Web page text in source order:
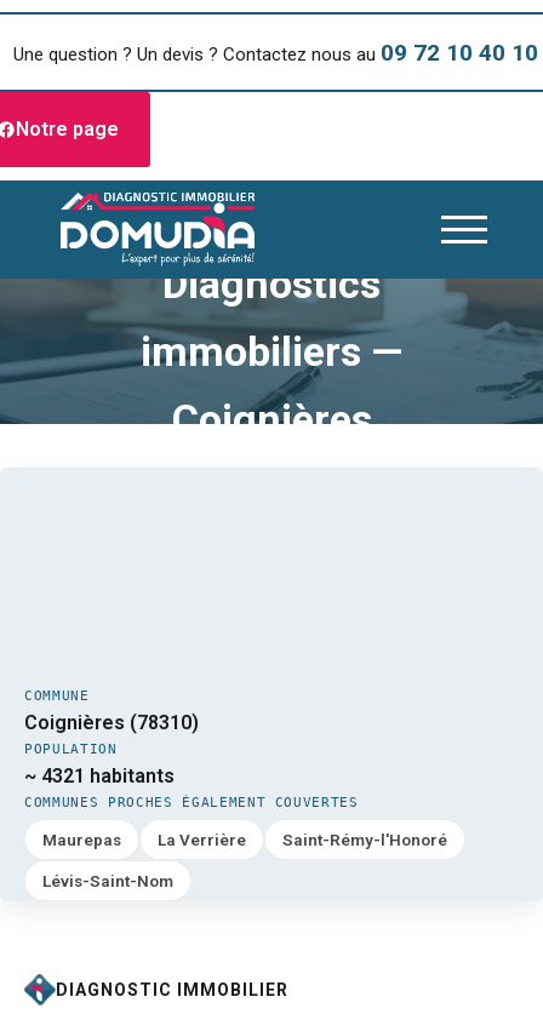
Une question ? Un devis ? Contactez nous au 09 72 10 40 10
Notre page
Diagnostics
immobiliers —
Coignières
COMMUNE
Coignières (78310)
POPULATION
~ 4321 habitants
COMMUNES PROCHES ÉGALEMENT COUVERTES
Maurepas La Verrière Saint-Rémy-l'Honoré
Lévis-Saint-Nom
DIAGNOSTIC IMMOBILIER